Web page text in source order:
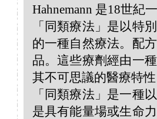
Hahnemann 是18世紀
「同類療法」是以特
的一種自然療法。配
品。這些療劑經由一
其不可思議的醫療特
「同類療法」是一種
是具有能量場或生命